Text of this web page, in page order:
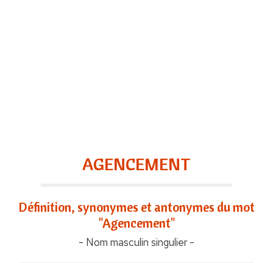
AGENCEMENT
Définition, synonymes et antonymes du mot
"Agencement"
- Nom masculin singulier -